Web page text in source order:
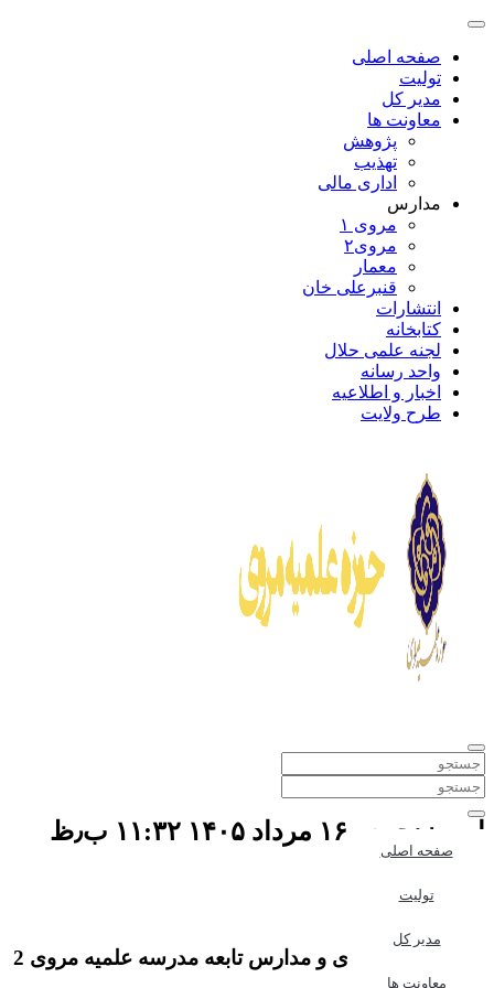
صفحه اصلی
تولیت
مدیر کل
معاونت ها
پژوهش
تهذیب
اداری مالی
مدارس
مروی ۱
مروی۲
معمار
قنبرعلی خان
انتشارات
کتابخانه
لجنه علمی حلال
واحد رسانه
اخبار و اطلاعیه
طرح ولایت
صفحه اصلی
تولیت
مدیر کل
معاونت ها
امروز:جمعه ۱۶ مرداد ۱۴۰۵ ۱۱:۳۲ ب٫ظ
برگه‌ها
حوزه علمیه مروی و مدارس تابعه مدرسه علمیه مروی 2